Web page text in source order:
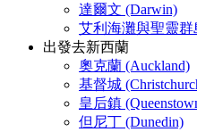
達爾文 (Darwin)
艾利海灘與聖靈群
出發去新西蘭
奧克蘭 (Auckland)
基督城
皇后鎮
但尼丁 (Dunedin)